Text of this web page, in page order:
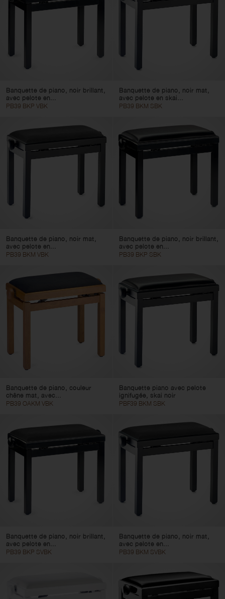
Banquette de piano, noir brillant,
avec pelote en...
PB39 BKP VBK
Banquette de piano, noir mat,
avec pelote en skai...
PB39 BKM SBK
Banquette de piano, noir mat,
avec pelote en...
PB39 BKM VBK
Banquette de piano, noir brillant,
avec pelote en...
PB39 BKP SBK
Banquette de piano, couleur
chêne mat, avec...
PB39 OAKM VBK
Banquette piano avec pelote
ignifugée, skai noir
PBF39 BKM SBK
Banquette de piano, noir brillant,
avec pelote en...
PB39 BKP SVBK
Banquette de piano, noir mat,
avec pelote en...
PB39 BKM SVBK